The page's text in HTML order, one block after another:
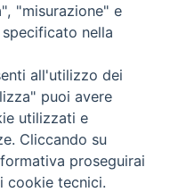
9:00 - 13:00
Ore 9:30 - 12:30
di Albano
"misurazione" e
nella
all'utilizzo dei
puoi avere
utilizzati e
Cliccando su
proseguirai
cookie tecnici.